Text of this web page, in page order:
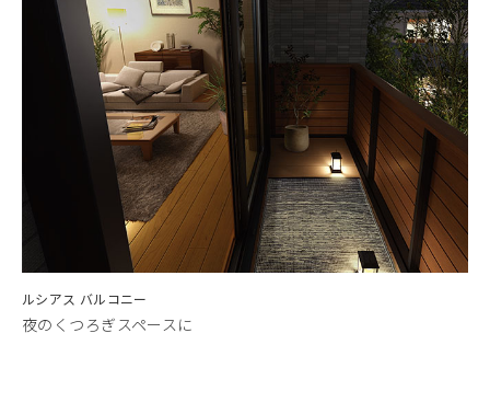
ルシアス バルコニー
夜のくつろぎスペースに